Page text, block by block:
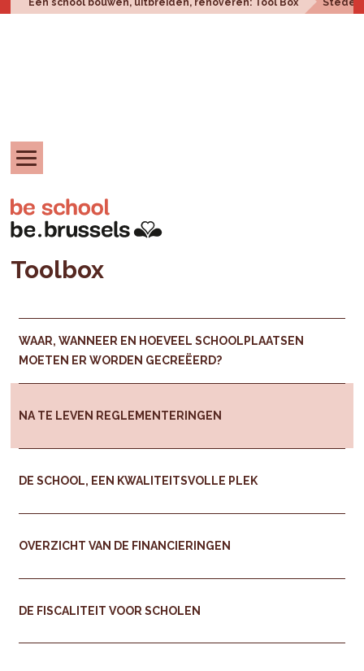
Een school bouwen, uitbreiden, renoveren: Tool Box
Toolbox
WAAR, WANNEER EN HOEVEEL SCHOOLPLAATSEN
MOETEN ER WORDEN GECREËERD?
NA TE LEVEN REGLEMENTERINGEN
DE SCHOOL, EEN KWALITEITSVOLLE PLEK
OVERZICHT VAN DE FINANCIERINGEN
DE FISCALITEIT VOOR SCHOLEN